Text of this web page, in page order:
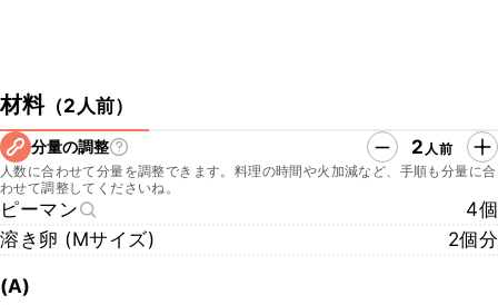
材料（2人前）
分量の調整 2 人前
人数に合わせて分量を調整できます。料理の時間や火加減など、手順も分量に合
わせて調整してくださいね。
ピーマン
4個
溶き卵 (Mサイズ)
2個分
(A)